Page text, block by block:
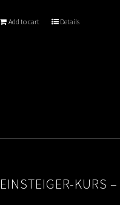
Add to cart Details
EINSTEIGER-KURS